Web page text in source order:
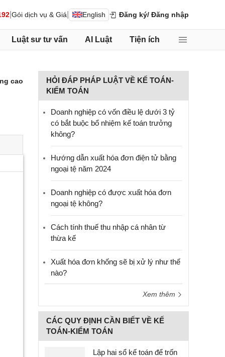
Gói dịch vụ & Giá English Đăng ký/ Đăng nhập
Luật sư tư vấn AI Luật Tiện ích
cao
HỎI ĐÁP PHÁP LUẬT VỀ KẾ TOÁN-
KIỂM TOÁN
Doanh nghiệp có vốn điều lệ dưới 3 tỷ
có bắt buộc bổ nhiệm kế toán trưởng
không?
Hướng dẫn xuất hóa đơn điện tử bằng
ngoại tệ năm 2024
Doanh nghiệp có được xuất hóa đơn
ngoại tệ không?
Cách tính thuế thu nhập cá nhân từ
thừa kế
Xuất hóa đơn khống sẽ bị xử lý như thế
nào?
Xem thêm
CÁC QUY ĐỊNH CẦN BIẾT VỀ KẾ
TOÁN-KIỂM TOÁN
Lập hai sổ kế toán để trốn